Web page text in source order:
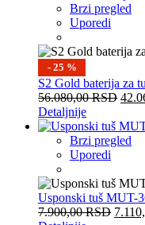
Brzi pregled
Uporedi
- 25 %
S2 Gold baterija za
56.080,00RSD
Detaljnije
Brzi pregled
Uporedi
Usponski tuš MUT-
7.900,00RSD